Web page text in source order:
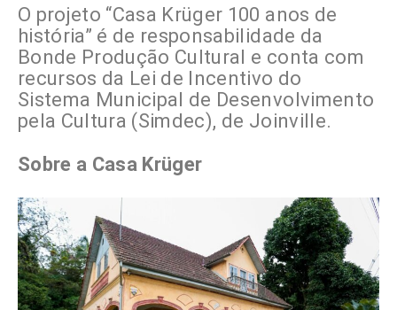
O projeto “Casa Krüger 100 anos de
história” é de responsabilidade da
Bonde Produção Cultural e conta com
recursos da Lei de Incentivo do
Sistema Municipal de Desenvolvimento
pela Cultura (Simdec), de Joinville.
Sobre a Casa Krüger